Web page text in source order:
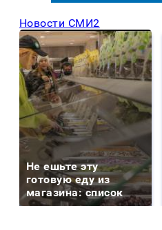
Новости СМИ2
Не ешьте эту
готовую еду из
магазина: список